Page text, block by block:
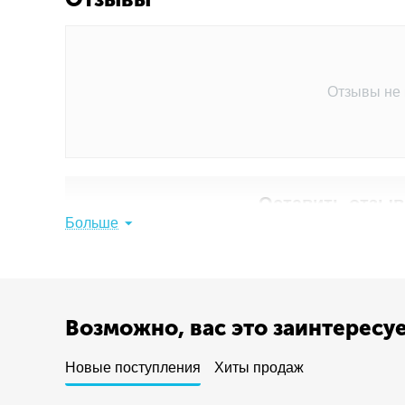
Отзывы не
Оставить отзыв
Больше
Возможно, вас это
Новые поступления Хиты продаж